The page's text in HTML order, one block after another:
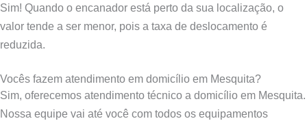
Sim! Quando o encanador está perto da sua localização, o
valor tende a ser menor, pois a taxa de deslocamento é
reduzida.
Vocês fazem atendimento em domicílio em Mesquita?
Sim, oferecemos atendimento técnico a domicílio em Mesquita.
Nossa equipe vai até você com todos os equipamentos